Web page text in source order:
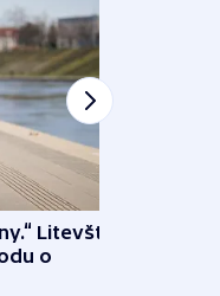
Litevští
o